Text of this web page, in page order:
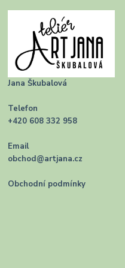
Jana Škubalová
Telefon
+420 608 332 958
Email
obchod@artjana.cz
Obchodní podmínky